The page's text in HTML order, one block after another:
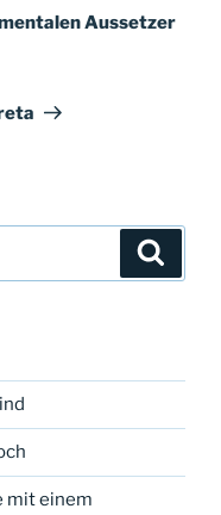
Aussetzer
mit einem